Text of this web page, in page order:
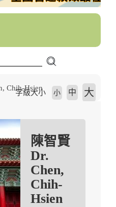
Chih-Hsien
字級大小 小 中 大
陳智賢
Dr.
Chen,
Chih-
Hsien